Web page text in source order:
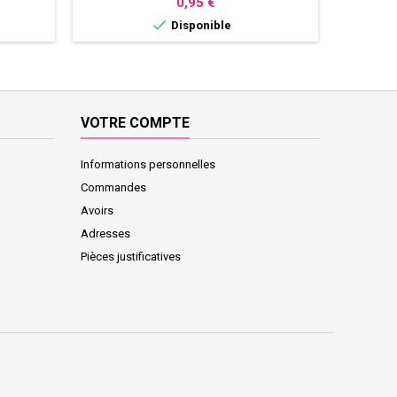
 Disponible
VOTRE COMPTE
Informations personnelles
Commandes
Avoirs
Adresses
Pièces justificatives